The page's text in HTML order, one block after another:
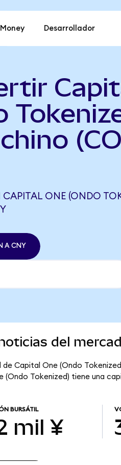
Money Desarrollador
ONE (ONDO
A CNY
del
de Capital One (Ondo
(Ondo Tokenized) tiene una
BURSÁTIL
mil ¥